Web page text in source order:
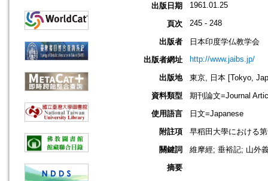
出版日期
1961.01.25
頁次 245 - 248
出版者
日本印度学仏教学会
出版者網址
http://www.jaibs.jp/
出版地
東京, 日本 [Tokyo,
資料類型
期刊論文=Journal
使用語言
日文=Japanese
附註項
早稻田大學における
關鍵詞
維摩經; 垂裕記; 山外
摘要